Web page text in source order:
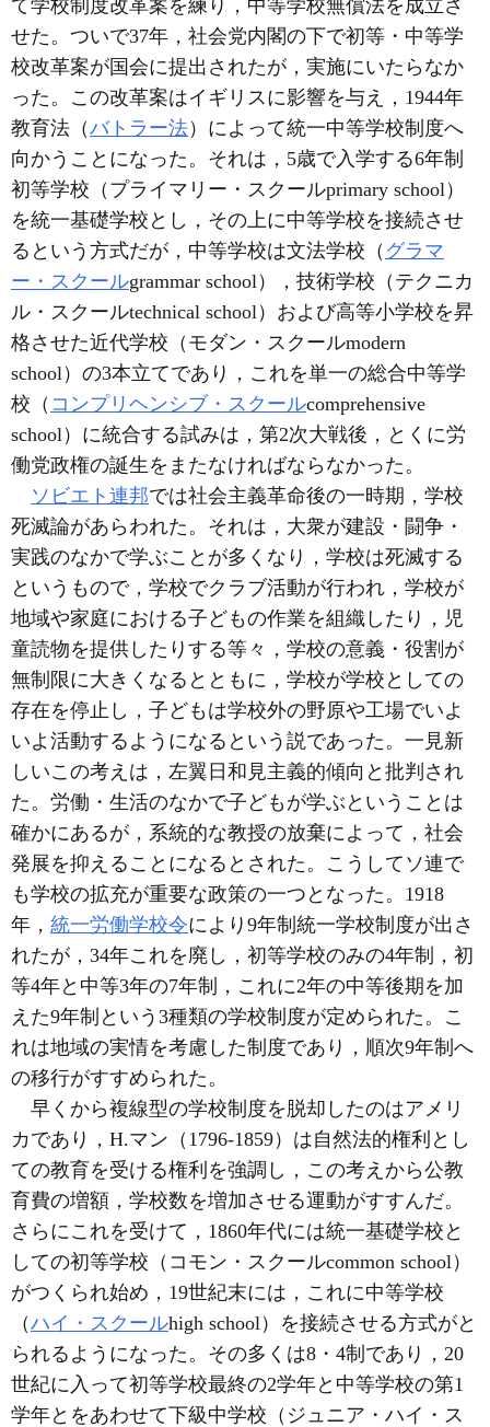
て学校制度改革案を練り，中等学校無償法を成立さ
せた。ついで37年，社会党内閣の下で初等・中等学
校改革案が国会に提出されたが，実施にいたらなか
った。この改革案はイギリスに影響を与え，1944年
教育法（バトラー法）によって統一中等学校制度へ
向かうことになった。それは，5歳で入学する6年制
初等学校（プライマリー・スクールprimary school）
を統一基礎学校とし，その上に中等学校を接続させ
るという方式だが，中等学校は文法学校（ グラマ
ー・スクールgrammar school），技術学校（テクニカ
ル・スクールtechnical school）および高等小学校を昇
格させた近代学校（モダン・スクールmodern
school）の3本立てであり，これを単一の総合中等学
校（ コンプリヘンシブ・スクールcomprehensive
school）に統合する試みは，第2次大戦後，とくに労
働党政権の誕生をまたなければならなかった。
ソビエト連邦では社会主義革命後の一時期，学校
死滅論があらわれた。それは，大衆が建設・闘争・
実践のなかで学ぶことが多くなり，学校は死滅する
というもので，学校でクラブ活動が行われ，学校が
地域や家庭における子どもの作業を組織したり，児
童読物を提供したりする等々，学校の意義・役割が
無制限に大きくなるとともに，学校が学校としての
存在を停止し，子どもは学校外の野原や工場でいよ
いよ活動するようになるという説であった。一見新
しいこの考えは，左翼日和見主義的傾向と批判され
た。労働・生活のなかで子どもが学ぶということは
確かにあるが，系統的な教授の放棄によって，社会
発展を抑えることになるとされた。こうしてソ連で
も学校の拡充が重要な政策の一つとなった。1918
年， 統一労働学校令により9年制統一学校制度が出さ
れたが，34年これを廃し，初等学校のみの4年制，初
等4年と中等3年の7年制，これに2年の中等後期を加
えた9年制という3種類の学校制度が定められた。こ
れは地域の実情を考慮した制度であり，順次9年制へ
の移行がすすめられた。
早くから複線型の学校制度を脱却したのはアメリ
カであり，H.マン（1796-1859）は自然法的権利とし
ての教育を受ける権利を強調し，この考えから公教
育費の増額，学校数を増加させる運動がすすんだ。
さらにこれを受けて，1860年代には統一基礎学校と
しての初等学校（コモン・スクールcommon school）
がつくられ始め，19世紀末には，これに中等学校
（ハイ・スクールhigh school）を接続させる方式がと
られるようになった。その多くは8・4制であり，20
世紀に入って初等学校最終の2学年と中等学校の第1
学年とをあわせて下級中学校（ジュニア・ハイ・ス